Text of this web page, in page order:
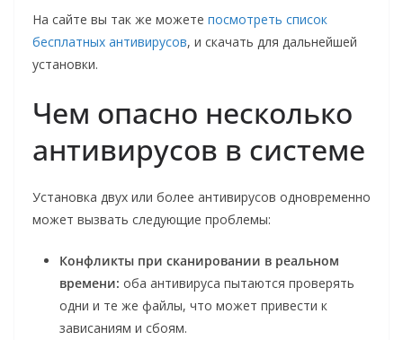
На сайте вы так же можете посмотреть список
бесплатных антивирусов, и скачать для дальнейшей
установки.
Чем опасно несколько
антивирусов в системе
Установка двух или более антивирусов одновременно
может вызвать следующие проблемы:
Конфликты при сканировании в реальном
времени: оба антивируса пытаются проверять
одни и те же файлы, что может привести к
зависаниям и сбоям.